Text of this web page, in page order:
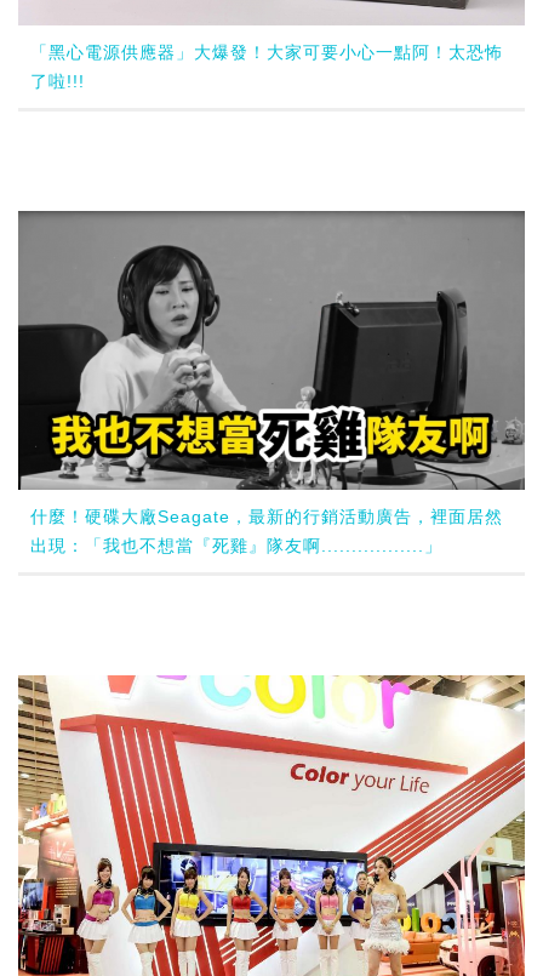
「黑心電源供應器」大爆發！大家可要小心一點阿！太恐怖
了啦!!!
什麼！硬碟大廠Seagate，最新的行銷活動廣告，裡面居然
出現：「我也不想當『死雞』隊友啊.................」